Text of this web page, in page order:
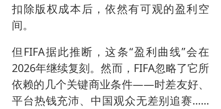
扣除版权成本后，依然有可观的盈利空
间。
但FIFA据此推断，这条“盈利曲线”会在
2026年继续复刻。然而，FIFA忽略了它所
依赖的几个关键商业条件——时差友好、
平台热钱充沛、中国观众无差别追赛……